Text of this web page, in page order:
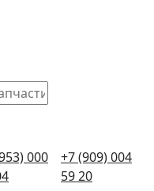
000
+7 (909) 004
59 20